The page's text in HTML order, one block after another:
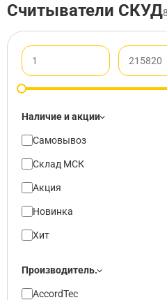
Считыватели СКУД
Наличие и акции
Самовывоз
Склад МСК
Акция
Новинка
Хит
Производитель.
AccordTec